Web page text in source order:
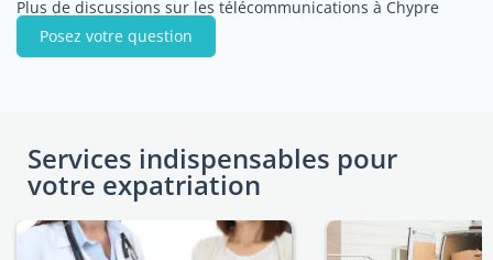
Plus de discussions sur les télécommunications à Chypre
Posez votre question
Services indispensables pour
votre expatriation